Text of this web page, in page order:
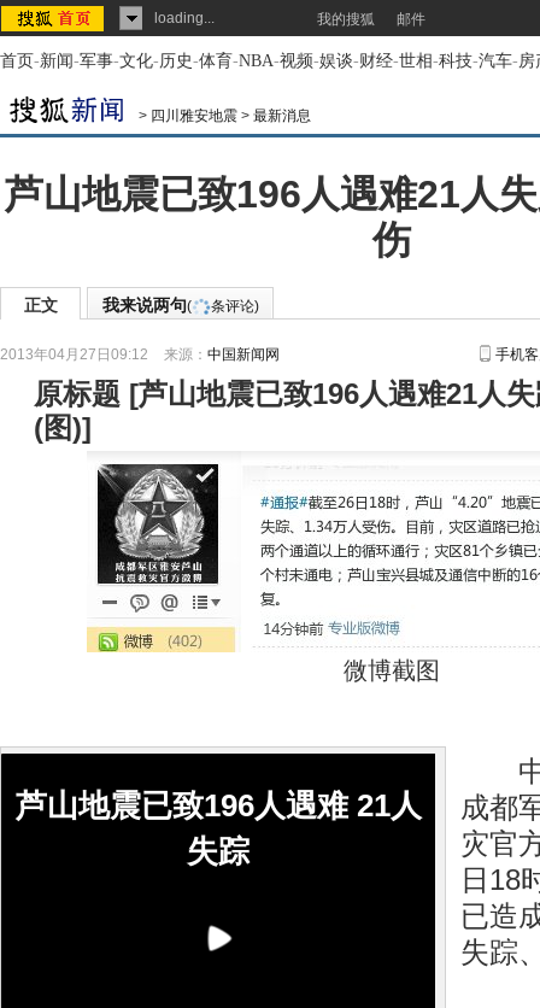
loading... 我的搜狐 邮件
首页-新闻-军事-文化-历史-体育-NBA-视频-娱谈-财经-世相-科技-汽车-房
> 四川雅安地震 > 最新消息
芦山地震已致196人遇难21人
伤
正文 我来说两句( 条评论)
2013年04月27日09:12 来源： 中国新闻网 手机
原标题 [芦山地震已致196人遇难21人
(图)]
微博截图
芦山地震已致196人遇难 21人
失踪
中
成都
灾官
日18
已造
失踪